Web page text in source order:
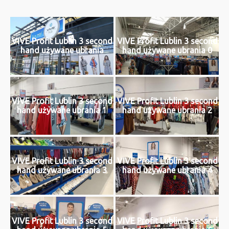
VIVE Profit Lublin 3 second
hand używane ubrania
VIVE Profit Lublin 3 second
hand używane ubrania 0
VIVE Profit Lublin 3 second
hand używane ubrania 1
VIVE Profit Lublin 3 second
hand używane ubrania 2
VIVE Profit Lublin 3 second
hand używane ubrania 3
VIVE Profit Lublin 3 second
hand używane ubrania 4
VIVE Profit Lublin 3 second VIVE Profit Lublin 3 second